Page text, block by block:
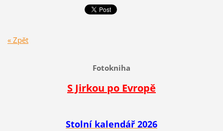
« Zpět
Fotokniha
S Jirkou po Evropě
Stolní kalendář 2026